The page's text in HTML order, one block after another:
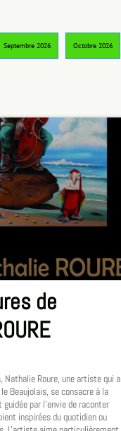
Septembre 2026 Octobre 2026
de
Nathalie Roure, une artiste qui a
Beaujolais, se consacre à la
par l’envie de raconter
inspirées du quotidien ou